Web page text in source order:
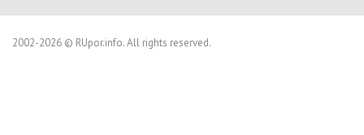
2002-2026 © RUpor.info. All rights reserved.